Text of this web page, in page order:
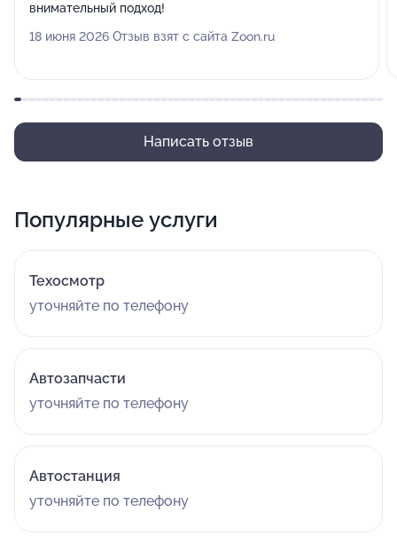
внимательный подход!
18 июня 2026 Отзыв взят с сайта Zoon.ru
Написать отзыв
Популярные услуги
Техосмотр
уточняйте по телефону
Автозапчасти
уточняйте по телефону
Автостанция
уточняйте по телефону